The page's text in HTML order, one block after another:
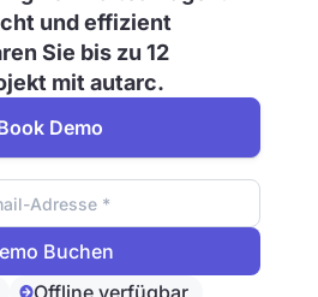
und effizient
Sie bis zu 12
mit autarc.
Demo
Offline verfügbar